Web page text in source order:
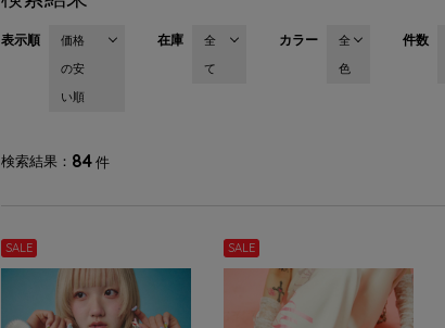
表示順
価格
の安
い順
在庫
全
て
カラー
全
色
件数
検索結果 84件
SALE SALE